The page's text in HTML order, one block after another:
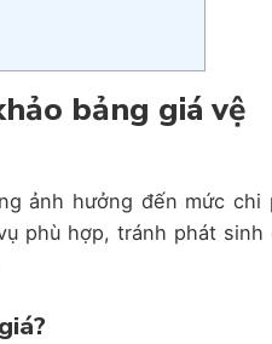
bảng giá vệ
ảnh hưởng đến mức chi
phù hợp, tránh phát sinh